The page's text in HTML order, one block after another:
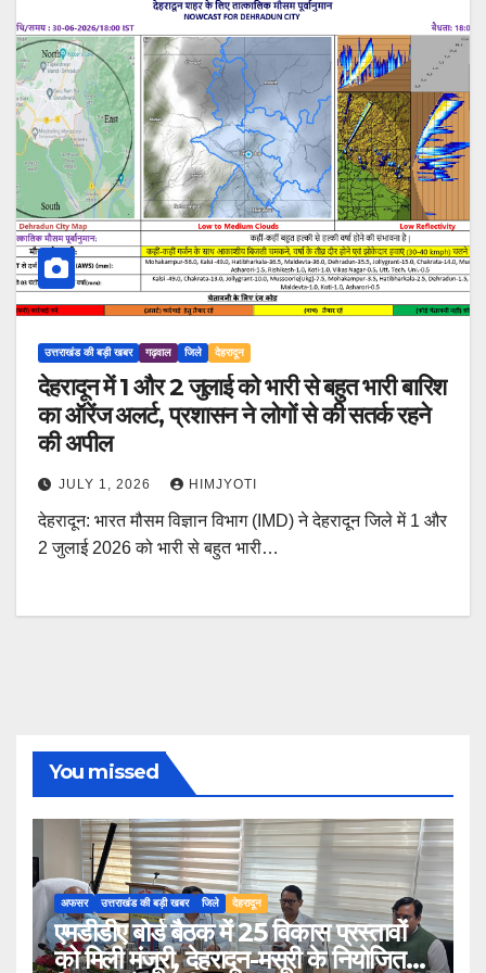
उत्तराखंड की बड़ी खबर गढ़वाल जिले देहरादून
देहरादून में 1 और 2 जुलाई को भारी से बहुत भारी बारिश
का ऑरेंज अलर्ट, प्रशासन ने लोगों से की सतर्क रहने
की अपील
JULY 1, 2026 HIMJYOTI
देहरादून: भारत मौसम विज्ञान विभाग (IMD) ने देहरादून जिले में 1 और
2 जुलाई 2026 को भारी से बहुत भारी…
You missed
अफसर उत्तराखंड की बड़ी खबर जिले देहरादून
एमडीडीए बोर्ड बैठक में 25 विकास प्रस्तावों
को मिली मंजूरी, देहरादून-मसूरी के नियोजित